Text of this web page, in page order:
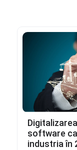
software
industria în